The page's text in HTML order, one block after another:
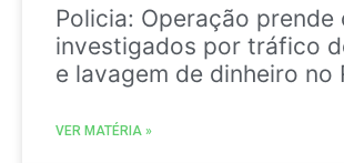
Policia: Operação prende
investigados por tráfico
e lavagem de dinheiro no
VER MATÉRIA »